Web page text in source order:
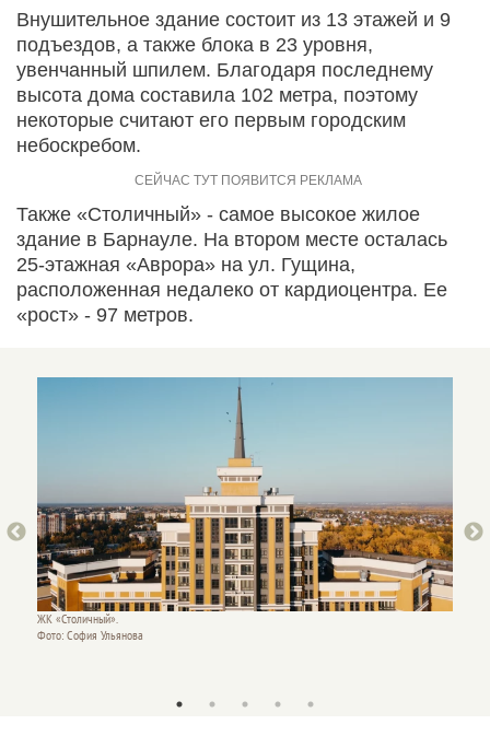
Внушительное здание состоит из 13 этажей и 9
подъездов, а также блока в 23 уровня,
увенчанный шпилем. Благодаря последнему
высота дома составила 102 метра, поэтому
некоторые считают его первым городским
небоскребом.
Также «Столичный» - самое высокое жилое
здание в Барнауле. На втором месте осталась
25-этажная «Аврора» на ул. Гущина,
расположенная недалеко от кардиоцентра. Ее
«рост» - 97 метров.
ЖК «Столичный».
Фото: София Ульянова